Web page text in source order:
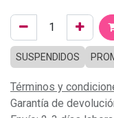
SUSPENDIDOS
Términos y
Garantía de